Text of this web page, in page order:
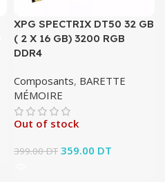
XPG SPECTRIX DT50 32 GB
( 2 X 16 GB) 3200 RGB
DDR4
Composants, BARETTE
MÉMOIRE
Out of stock
399.00DT Le prix initial était :
359.00 DT